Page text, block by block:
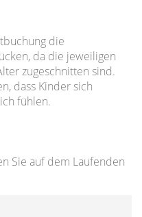
die
da die jeweiligen
zugeschnitten sind.
dass Kinder sich
fühlen.
Sie auf dem Laufenden